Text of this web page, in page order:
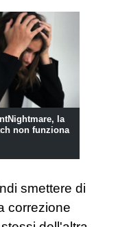
la
non funziona
smettere di
correzione